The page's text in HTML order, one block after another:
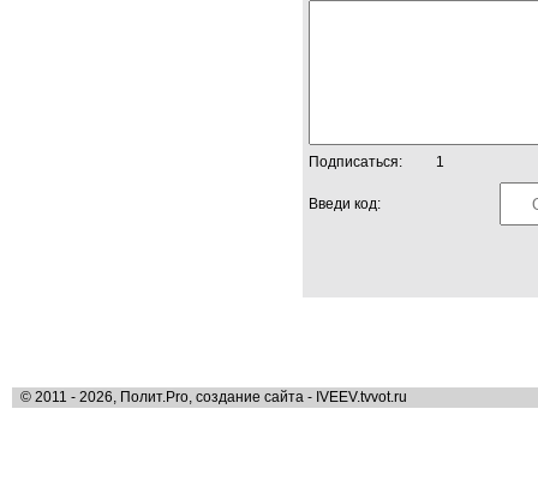
Подписаться: 1
Введи код:
© 2011 - 2026, Полит.Pro, создание сайта - IVEEV.tvvot.ru